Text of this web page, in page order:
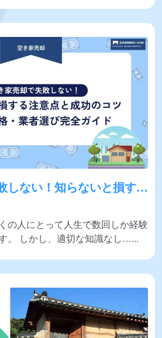
しない！知らないと損する
｜税金・価格・業者選び
の人にとって人生で数回しか経験
。 しかし、適切な知識なし…